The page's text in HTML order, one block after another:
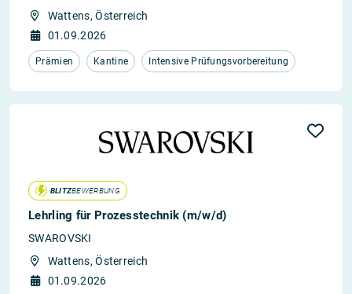
Wattens, Österreich
01.09.2026
Prämien Kantine Intensive Prüfungsvorbereitung
BLITZBEWERBUNG
Lehrling für Prozesstechnik (m/w/d)
SWAROVSKI
Wattens, Österreich
01.09.2026